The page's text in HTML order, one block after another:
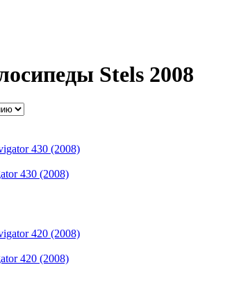
Stels 2008
430 (2008)
420 (2008)